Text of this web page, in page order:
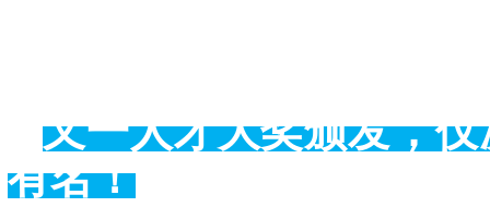
又一人才大奖颁发，
有名！